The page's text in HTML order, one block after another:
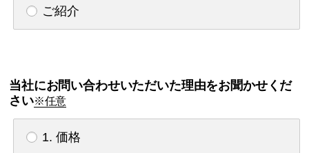
ご紹介
当社にお問い合わせいただいた理由をお聞かせくだ
さい※任意
1. 価格